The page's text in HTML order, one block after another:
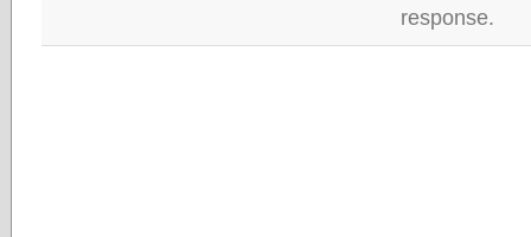
response.